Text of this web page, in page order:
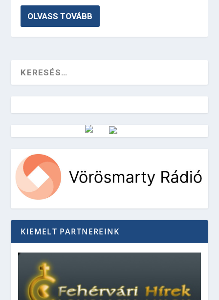
OLVASS TOVÁBB
Vörösmarty Rádió
KIEMELT PARTNEREINK